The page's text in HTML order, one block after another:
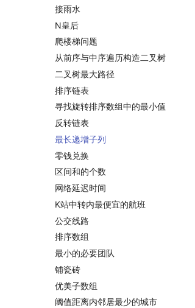
召回4：矩阵补充
召回5：双塔模型
召回6：Deep Retrieval
召回7：其他召回通道
召回8：曝光过滤
排序3：预估分数的融合
排序4：视频播放建模
排序5：粗排
特征交叉2：DCN
特征交叉3：LHUC、
SENet、FiBiNet
用户行为序列
物品冷启动
0330 pdd
0405 pdd
0420 hikv
0429 ten
0430 ten
0514 du
ipynb展示
接雨水
N皇后
爬楼梯问题
从前序与中序遍历构造二叉树
二叉树最大路径
排序链表
寻找旋转排序数组中的最小值
反转链表
最长递增子列
零钱兑换
区间和的个数
网络延迟时间
K站中转内最便宜的航班
公交线路
排序数组
最小的必要团队
铺瓷砖
优美子数组
阈值距离内邻居最少的城市